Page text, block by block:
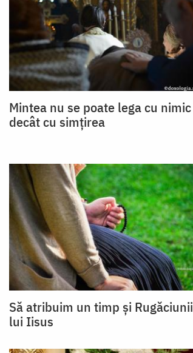
Mintea nu se poate lega cu nimic
decât cu simțirea
Să atribuim un timp și Rugăciunii
lui Iisus